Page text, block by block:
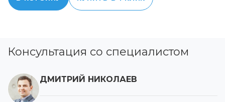
Консультация со специалистом
ДМИТРИЙ НИКОЛАЕВ